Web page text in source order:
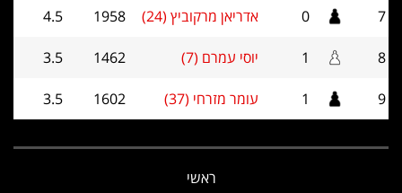
7
0 אדריאן מרקוביץ (24) 1958
4.5
8
1 יוסי עמרם (7) 1462
3.5
9
1 עומר מזרחי (37) 1602
3.5
ראשי